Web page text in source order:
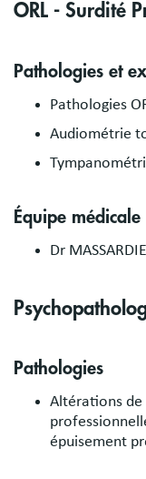
ORL - Surdité
Pathologies et
Pathologies
Audiométrie
Équipe médicale
Dr
Pathologies
Altérations de
épuisement